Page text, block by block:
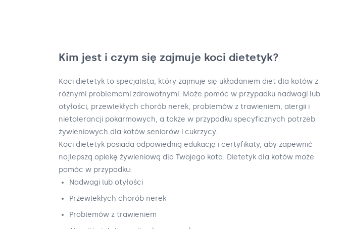
Kim jest i czym się zajmuje koci dietetyk?
Koci dietetyk to specjalista, który zajmuje się układaniem diet dla kotów z
różnymi problemami zdrowotnymi. Może pomóc w przypadku nadwagi lub
otyłości, przewlekłych chorób nerek, problemów z trawieniem, alergii i
nietolerancji pokarmowych, a także w przypadku specyficznych potrzeb
żywieniowych dla kotów seniorów i cukrzycy.
Koci dietetyk posiada odpowiednią edukację i certyfikaty, aby zapewnić
najlepszą opiekę żywieniową dla Twojego kota. Dietetyk dla kotów może
pomóc w przypadku:
Nadwagi lub otyłości
Przewlekłych chorób nerek
Problemów z trawieniem